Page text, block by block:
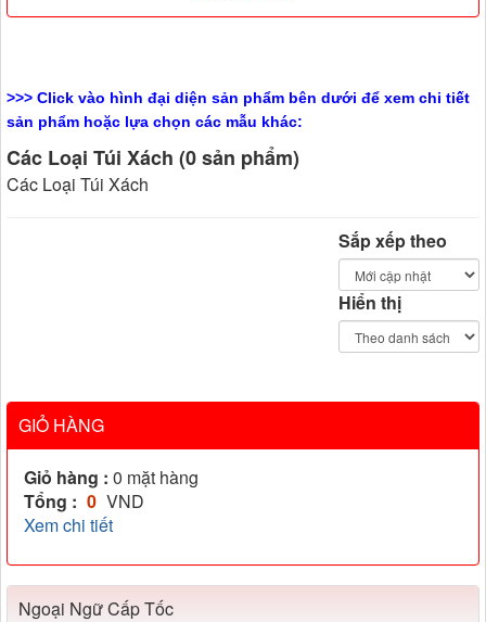
>>> Click vào hình đại diện sản phẩm bên dưới để xem chi tiết
sản phẩm hoặc lựa chọn các mẫu khác:
Các Loại Túi Xách (0 sản phẩm)
Các Loại Túi Xách
Sắp xếp theo
Hiển thị
GIỎ HÀNG
Giỏ hàng : 0 mặt hàng
Tổng : 0 VND
Xem chi tiết
Ngoại Ngữ Cấp Tốc